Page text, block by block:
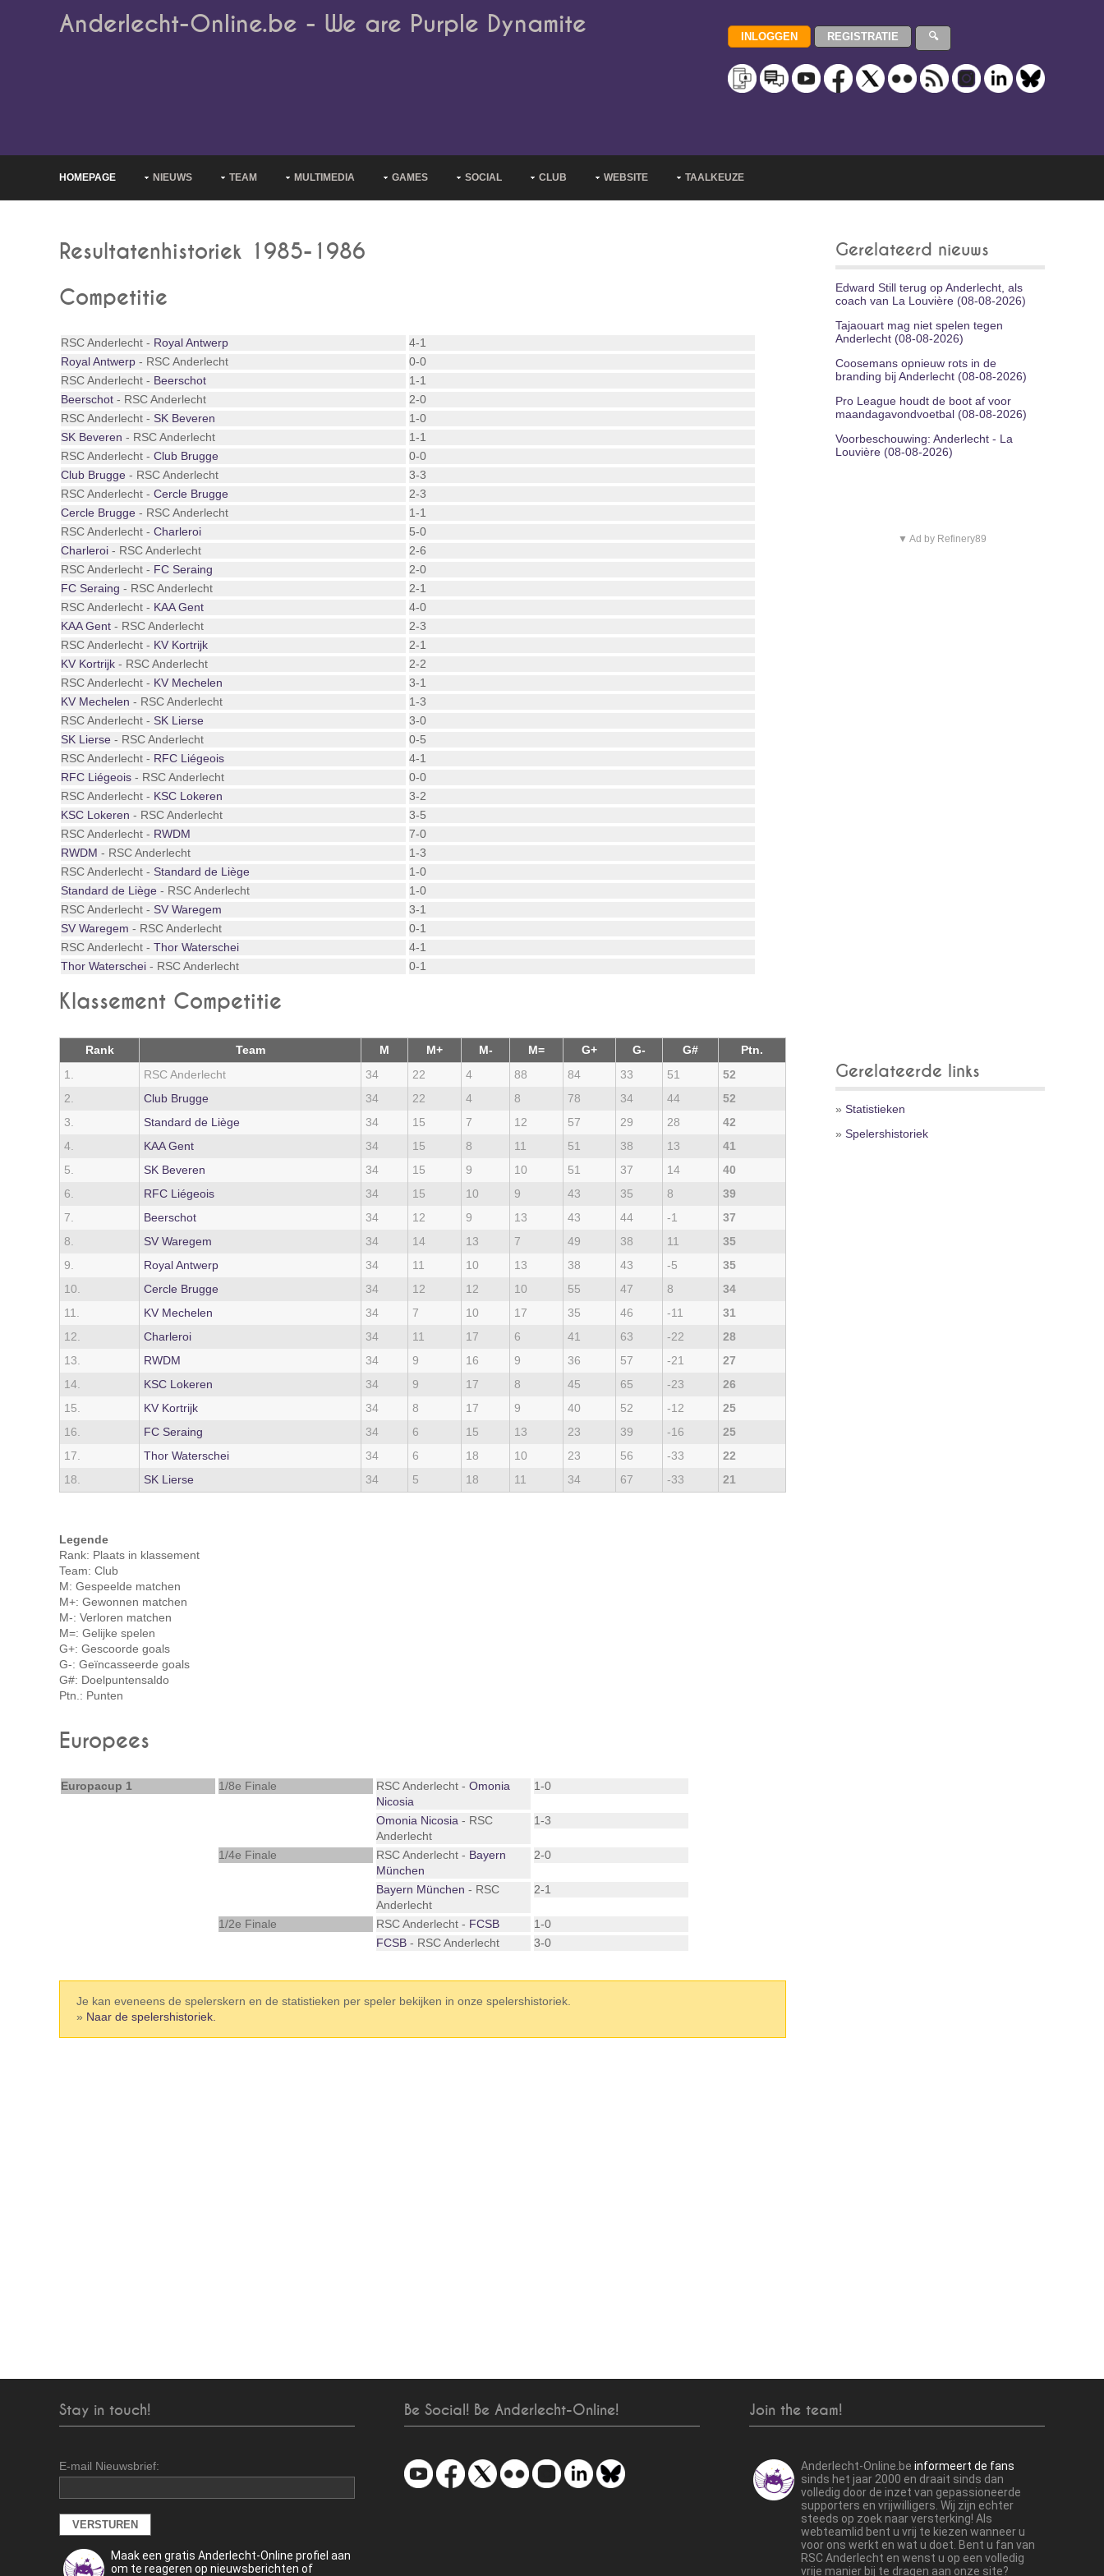
Anderlecht-Online.be - We are Purple Dynamite
HOMEPAGE NIEUWS TEAM MULTIMEDIA GAMES SOCIAL CLUB WEBSITE TAALKEUZE
Resultatenhistoriek 1985-1986
Competitie
RSC Anderlecht - Royal Antwerp
4-1
Royal Antwerp - RSC Anderlecht
0-0
RSC Anderlecht - Beerschot
1-1
Beerschot - RSC Anderlecht
2-0
RSC Anderlecht - SK Beveren
1-0
SK Beveren - RSC Anderlecht
1-1
RSC Anderlecht - Club Brugge
0-0
Club Brugge - RSC Anderlecht
3-3
RSC Anderlecht - Cercle Brugge
2-3
Cercle Brugge - RSC Anderlecht
1-1
RSC Anderlecht - Charleroi
5-0
Charleroi - RSC Anderlecht
2-6
RSC Anderlecht - FC Seraing
2-0
FC Seraing - RSC Anderlecht
2-1
RSC Anderlecht - KAA Gent
4-0
KAA Gent - RSC Anderlecht
2-3
RSC Anderlecht - KV Kortrijk
2-1
KV Kortrijk - RSC Anderlecht
2-2
RSC Anderlecht - KV Mechelen
3-1
KV Mechelen - RSC Anderlecht
1-3
RSC Anderlecht - SK Lierse
3-0
SK Lierse - RSC Anderlecht
0-5
RSC Anderlecht - RFC Liégeois
4-1
RFC Liégeois - RSC Anderlecht
0-0
RSC Anderlecht - KSC Lokeren
3-2
KSC Lokeren - RSC Anderlecht
3-5
RSC Anderlecht - RWDM
7-0
RWDM - RSC Anderlecht
1-3
RSC Anderlecht - Standard de Liège
1-0
Standard de Liège - RSC Anderlecht
1-0
RSC Anderlecht - SV Waregem
3-1
SV Waregem - RSC Anderlecht
0-1
RSC Anderlecht - Thor Waterschei
4-1
Thor Waterschei - RSC Anderlecht 0-1
Klassement Competitie
Rank Team M M+ M- M= G+ G- G#
Ptn.
1.
RSC Anderlecht 34 22 4 88 84 33 51
52
2.
Club Brugge 34 22 4 8 78 34 44
52
3.
Standard de Liège 34 15 7 12 57 29 28
42
4.
KAA Gent 34 15 8 11 51 38 13
41
5.
SK Beveren 34 15 9 10 51 37 14
40
6.
RFC Liégeois 34 15 10 9 43 35 8
39
7.
Beerschot 34 12 9 13 43 44 -1
37
8.
SV Waregem 34 14 13 7 49 38 11
35
9.
Royal Antwerp 34 11 10 13 38 43 -5
35
10.
Cercle Brugge 34 12 12 10 55 47 8
34
11.
KV Mechelen 34 7 10 17 35 46 -11
31
12.
Charleroi 34 11 17 6 41 63 -22
28
13.
RWDM 34 9 16 9 36 57 -21
27
14.
KSC Lokeren 34 9 17 8 45 65 -23
26
15.
KV Kortrijk 34 8 17 9 40 52 -12
25
16.
FC Seraing 34 6 15 13 23 39 -16
25
17.
Thor Waterschei 34 6 18 10 23 56 -33
22
18.
SK Lierse 34 5 18 11 34 67 -33 21
Legende
Rank: Plaats in klassement
Team: Club
M: Gespeelde matchen
M+: Gewonnen matchen
M-: Verloren matchen
M=: Gelijke spelen
G+: Gescoorde goals
G-: Geïncasseerde goals
G#: Doelpuntensaldo
Ptn.: Punten
Europees
Europacup 1 1/8e Finale RSC Anderlecht -Omonia
Nicosia
1-0
Omonia Nicosia - RSC
Anderlecht
1-3
1/4e Finale RSC Anderlecht - Bayern
München
2-0
Bayern München - RSC
Anderlecht
2-1
1/2e Finale RSC Anderlecht - FCSB
1-0
FCSB - RSC Anderlecht 3-0
Je kan eveneens de spelerskern en de statistieken per speler bekijken in onze spelershistoriek.
» Naar de spelershistoriek.
Gerelateerd nieuws
Edward Still terug op Anderlecht, als
coach van La Louvière (08-08-2026)
Tajaouart mag niet spelen tegen
Anderlecht (08-08-2026)
Coosemans opnieuw rots in de
branding bij Anderlecht (08-08-2026)
Pro League houdt de boot af voor
maandagavondvoetbal (08-08-2026)
Voorbeschouwing: Anderlecht - La
Louvière (08-08-2026)
▼ Ad by Refinery89
Gerelateerde links
» Statistieken
» Spelershistoriek
Stay in touch!
E-mail Nieuwsbrief:
Maak een gratis Anderlecht-Online profiel aan
om te reageren op nieuwsberichten of
Be Social! Be Anderlecht-Online! Join the team!
Anderlecht-Online.be informeert de fans
sinds het jaar 2000 en draait sinds dan
volledig door de inzet van gepassioneerde
supporters en vrijwilligers. Wij zijn echter
steeds op zoek naar versterking! Als
webteamlid bent u vrij te kiezen wanneer u
voor ons werkt en wat u doet. Bent u fan van
RSC Anderlecht en wenst u op een volledig
vrije manier bij te dragen aan onze site?